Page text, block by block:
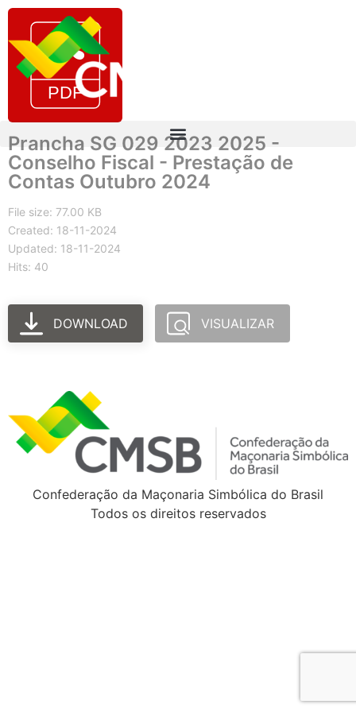
Prancha SG 029 2023 2025 -
Conselho Fiscal - Prestação de
Contas Outubro 2024
File size: 77.00 KB
Created: 18-11-2024
Updated: 18-11-2024
Hits: 40
DOWNLOAD VISUALIZAR
Confederação da Maçonaria Simbólica do Brasil
Todos os direitos reservados